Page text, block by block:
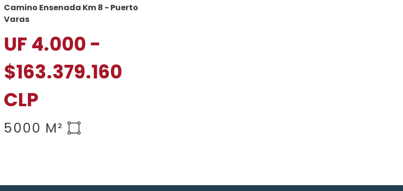
Camino Ensenada Km 8 - Puerto
Varas
UF 4.000 -
$163.379.160
CLP
5000 M²